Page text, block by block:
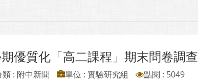
優質化「高二課程」期末問卷調查
類 : 附中新聞 單位 : 實驗研究組
點閱 : 5049